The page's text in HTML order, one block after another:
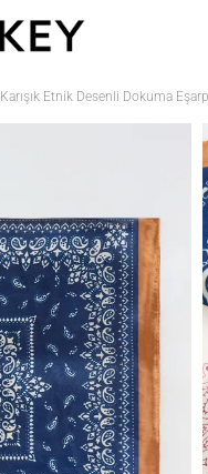
Karışık Etnik Desenli Dokuma Eşarp